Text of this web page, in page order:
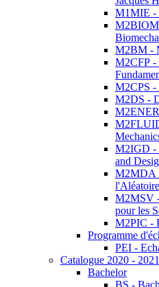
M1MIE -
M2BM -
M2CFP -
M2CPS -
M2DS -
M2IGD -
and
M2MDA
l'Aléatoire
M2MSV
pour les
M2PIC -
Programme
PEI -
Catalogue 2020 - 2021
Bachelor
BS -